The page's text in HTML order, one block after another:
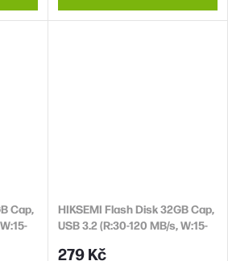
Cap,
HIKSEMI Flash Disk 32GB Cap,
USB 3.2 (R:30-120 MB/s, W:15-
279 Kč